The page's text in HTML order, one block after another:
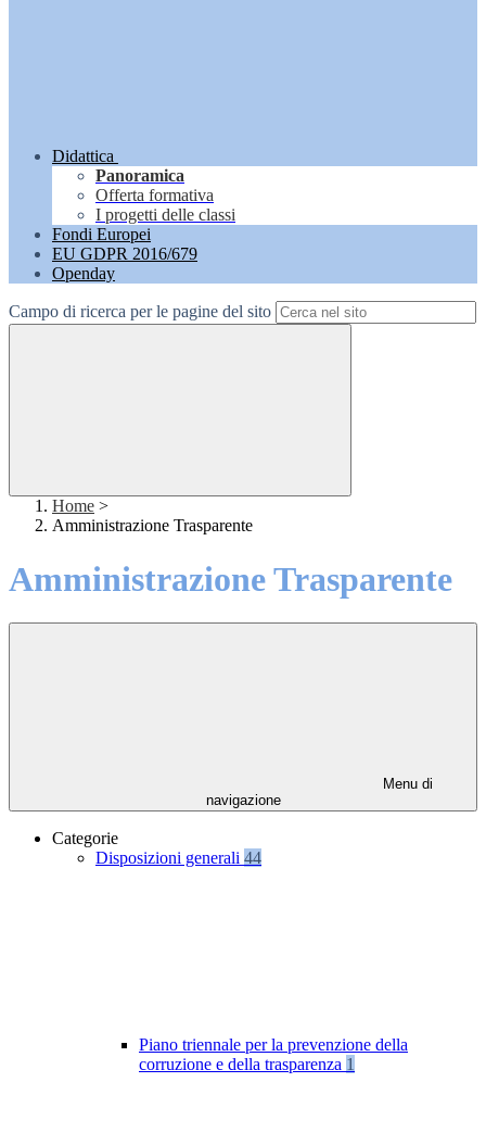
Didattica
Panoramica
Offerta formativa
I progetti delle classi
Fondi Europei
EU GDPR 2016/679
Openday
Campo di ricerca per le pagine del sito
Home >
Amministrazione Trasparente
Amministrazione Trasparente
Menu di
navigazione
Categorie
Disposizioni generali 44
Piano triennale per la prevenzione della
corruzione e della trasparenza 1